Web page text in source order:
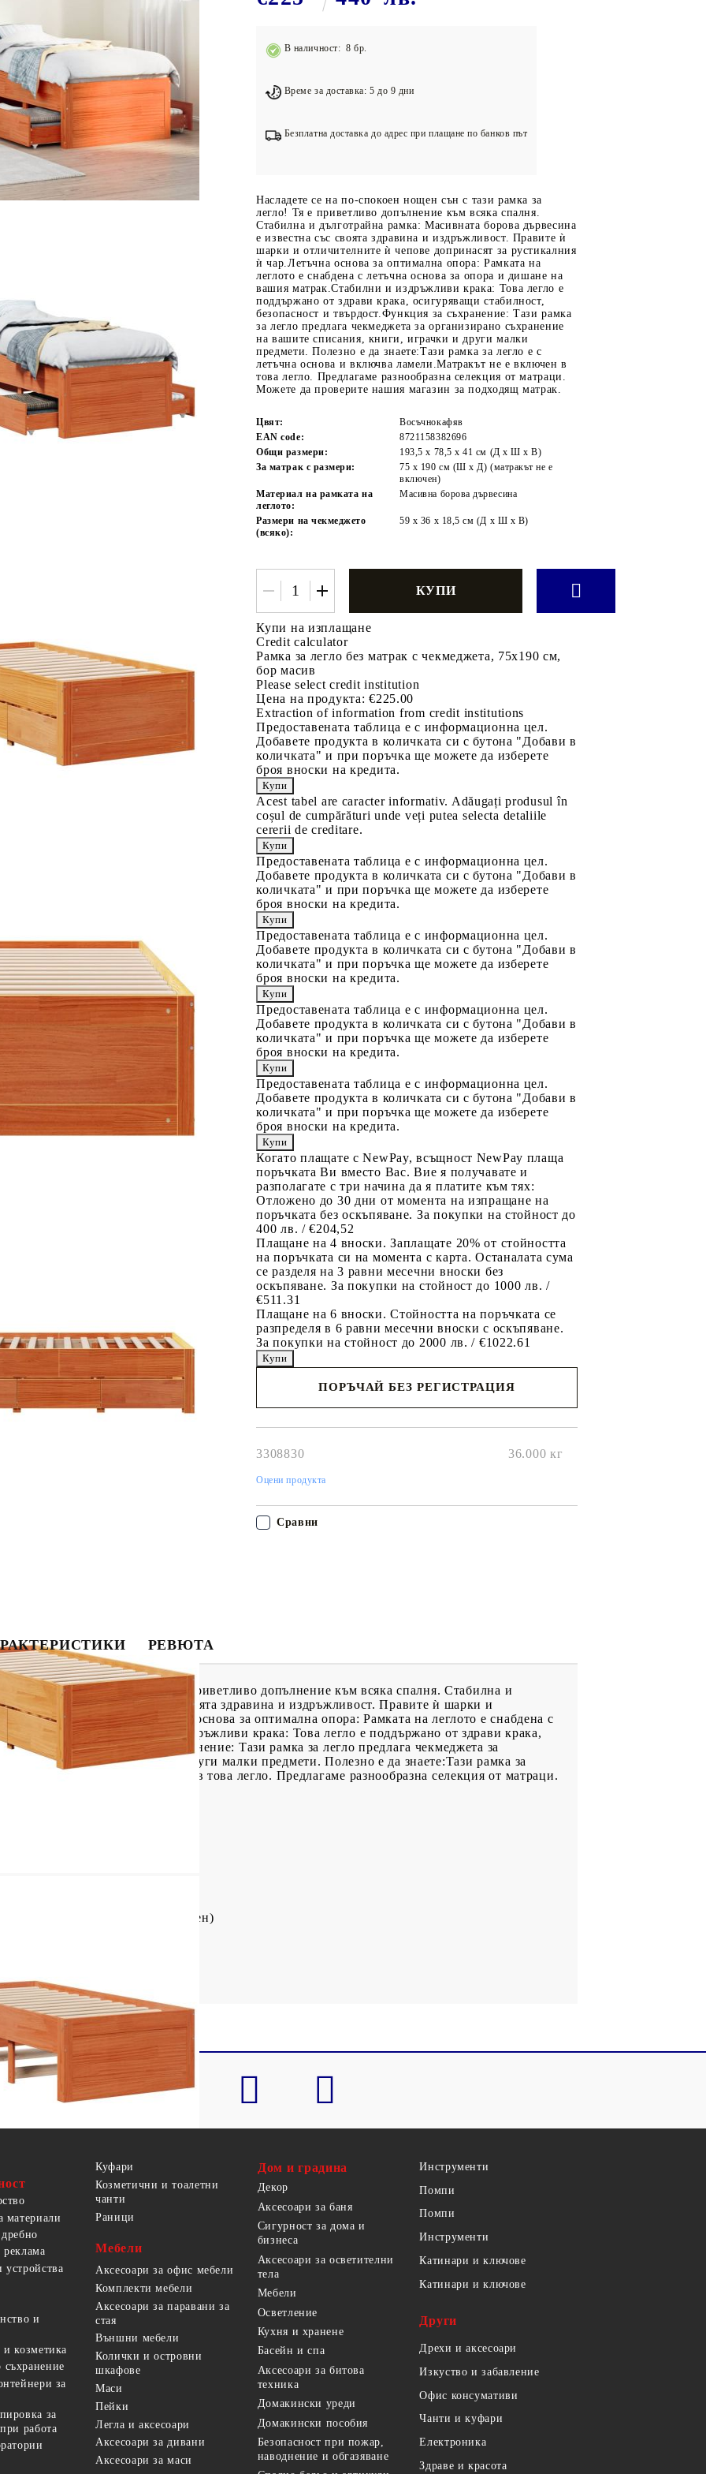
Подложки за фитнес уреди
Лостове за набиране
Силови кули
Йога и пилатес
В наличност: 8 бр.
Време за доставка: 5 до 9 дни
Безплатна доставка до адрес при плащане по банков път
Насладете се на по-спокоен нощен сън с тази рамка за
легло! Тя е приветливо допълнение към всяка спалня.
Стабилна и дълготрайна рамка: Масивната борова дървесина
е известна със своята здравина и издръжливост. Правите ѝ
шарки и отличителните ѝ чепове допринасят за рустикалния
ѝ чар.Летъчна основа за оптимална опора: Рамката на
леглото е снабдена с летъчна основа за опора и дишане на
вашия матрак.Стабилни и издръжливи крака: Това легло е
поддържано от здрави крака, осигуряващи стабилност,
безопасност и твърдост.Функция за съхранение: Тази рамка
за легло предлага чекмеджета за организирано съхранение
на вашите списания, книги, играчки и други малки
предмети. Полезно е да знаете:Тази рамка за легло е с
летъчна основа и включва ламели.Матракът не е включен в
това легло. Предлагаме разнообразна селекция от матраци.
Можете да проверите нашия магазин за подходящ матрак.
Цвят:
Восъчнокафяв
EAN code:
8721158382696
Общи размери:
193,5 x 78,5 x 41 см (Д x Ш x В)
За матрак с размери:
75 x 190 cм (Ш x Д) (матракът не е
включен)
Материал на рамката на
леглото:
Масивна борова дървесина
Размери на чекмеджето
(всяко):
59 x 36 x 18,5 см (Д x Ш x В)
Купи на изплащане
Credit calculator
Рамка за легло без матрак с чекмеджета, 75x190 см,
бор масив
Please select credit institution
Цена на продукта: €225.00
Extraction of information from credit institutions
Предоставената таблица е с информационна цел.
Добавете продукта в количката си с бутона "Добави в
количката" и при поръчка ще можете да изберете
броя вноски на кредита.
Acest tabel are caracter informativ. Adăugați produsul în
coșul de cumpărături unde veți putea selecta detaliile
cererii de creditare.
Предоставената таблица е с информационна цел.
Добавете продукта в количката си с бутона "Добави в
количката" и при поръчка ще можете да изберете
броя вноски на кредита.
Предоставената таблица е с информационна цел.
Добавете продукта в количката си с бутона "Добави в
количката" и при поръчка ще можете да изберете
броя вноски на кредита.
Предоставената таблица е с информационна цел.
Добавете продукта в количката си с бутона "Добави в
количката" и при поръчка ще можете да изберете
броя вноски на кредита.
Предоставената таблица е с информационна цел.
Добавете продукта в количката си с бутона "Добави в
количката" и при поръчка ще можете да изберете
броя вноски на кредита.
Когато плащате с NewPay, всъщност NewPay плаща
поръчката Ви вместо Вас. Вие я получавате и
разполагате с три начина да я платите към тях:
Отложено до 30 дни от момента на изпращане на
поръчката без оскъпяване. За покупки на стойност до
400 лв. / €204,52
Плащане на 4 вноски. Заплащате 20% от стойността
на поръчката си на момента с карта. Останалата сума
се разделя на 3 равни месечни вноски без
оскъпяване. За покупки на стойност до 1000 лв. /
€511.31
Плащане на 6 вноски. Стойността на поръчката се
разпределя в 6 равни месечни вноски с оскъпяване.
За покупки на стойност до 2000 лв. / €1022.61
ПОРЪЧАЙ БЕЗ РЕГИСТРАЦИЯ
3308830 36.000 кг
Оцени продукта
Сравни
РЕВЮТА
с тази рамка за легло! Тя е приветливо допълнение към всяка спалня. Стабилна и
дървесина е известна със своята здравина и издръжливост. Правите ѝ шарки и
за рустикалния ѝ чар.Летъчна основа за оптимална опора: Рамката на леглото е снабдена с
вашия матрак.Стабилни и издръжливи крака: Това легло е поддържано от здрави крака,
и твърдост.Функция за съхранение: Тази рамка за легло предлага чекмеджета за
списания, книги, играчки и други малки предмети. Полезно е да знаете:Тази рамка за
ламели.Матракът не е включен в това легло. Предлагаме разнообразна селекция от матраци.
cм (Ш x Д) (матракът не е включен)
материали
и
козметика
за
за
работа
Куфари
Козметични и тоалетни
чанти
Раници
Мебели
Аксесоари за офис мебели
Комплекти мебели
Аксесоари за паравани за
стая
Външни мебели
Колички и островни
шкафове
Маси
Пейки
Легла и аксесоари
Аксесоари за дивани
Аксесоари за маси
Дом и градина
Декор
Аксесоари за баня
Сигурност за дома и
бизнеса
Аксесоари за осветителни
тела
Мебели
Осветление
Кухня и хранене
Басейн и спа
Аксесоари за битова
техника
Домакински уреди
Домакински пособия
Безопасност при пожар,
наводнение и обгазяване
Инструменти
Помпи
Помпи
Инструменти
Катинари и ключове
Катинари и ключове
Други
Дрехи и аксесоари
Изкуство и забавление
Офис консумативи
Чанти и куфари
Електроника
Здраве и красота